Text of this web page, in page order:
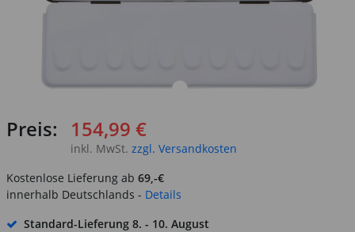
Preis: 154,99 €
inkl. MwSt. zzgl. Versandkosten
Kostenlose Lieferung ab 69,-€
innerhalb Deutschlands - Details
Standard-Lieferung 8. - 10. August